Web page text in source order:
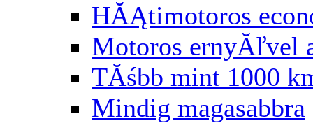
HĂĄtimotoros
Motoros ernyĂľvel
TĂśbb mint 1000
Mindig magasabbra